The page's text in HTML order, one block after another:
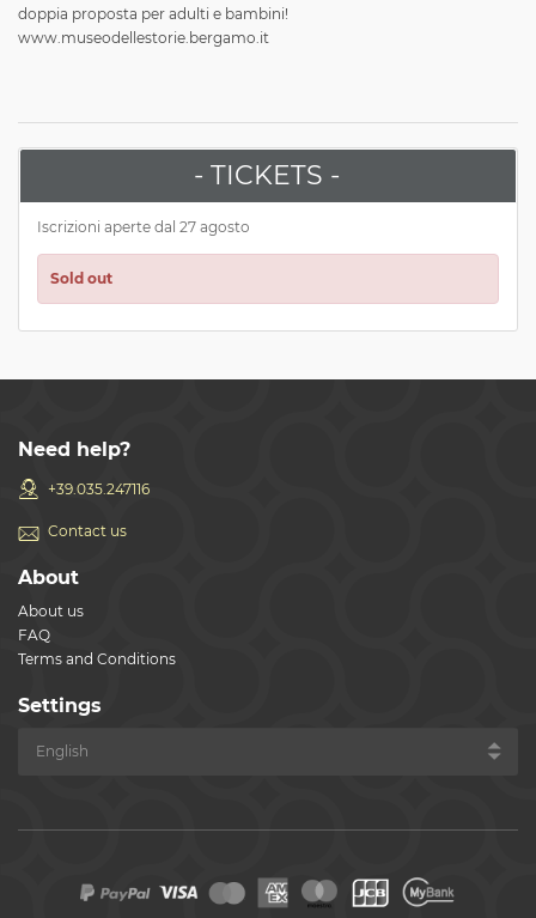
doppia proposta per adulti e bambini!
www.museodellestorie.bergamo.it
- TICKETS -
Iscrizioni aperte dal 27 agosto
Sold out
Need help?
+39.035.247116
Contact us
About
About us
FAQ
Terms and Conditions
Settings